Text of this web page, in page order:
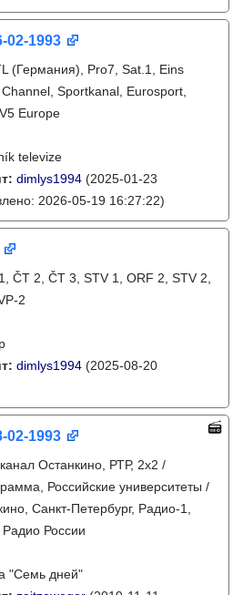
02-1993
(Германия), Pro7, Sat.1, Eins
Sportkanal, Eurosport,
Europe
televize
dimlys1994 (2025-01-23
2026-05-19 16:27:22)
ČT 2, ČT 3, STV 1, ORF 2, STV 2,
2
dimlys1994 (2025-08-20
02-1993
Останкино, РТР, 2х2 /
Российские университеты /
Санкт-Петербург, Радио-1,
России
"Семь дней"